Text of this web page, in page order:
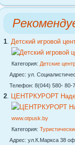
1. Детский игровой
Категория: Детские
Адрес: ул.
Телефон: 8(044) 580- 80-
2. ЦЕНТРКУРОРТ
www.otpusk.by
Категория:
Адрес: ул.К.Маркса 38